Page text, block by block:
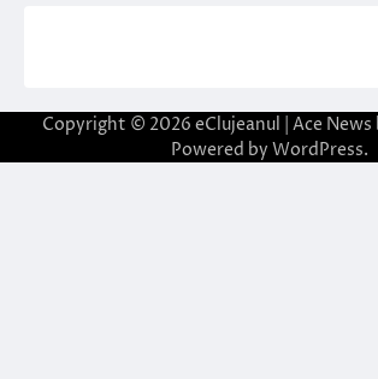
Copyright © 2026 eClujeanul | Ace News
Powered by WordPress.